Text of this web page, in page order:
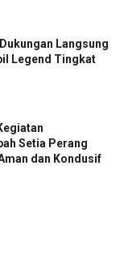
Langsung
Legend Tingkat
Setia Perang
dan Kondusif